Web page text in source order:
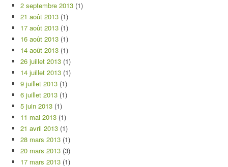
2 septembre 2013 (1)
21 août 2013 (1)
17 août 2013 (1)
16 août 2013 (1)
14 août 2013 (1)
26 juillet 2013 (1)
14 juillet 2013 (1)
9 juillet 2013 (1)
6 juillet 2013 (1)
5 juin 2013 (1)
11 mai 2013 (1)
21 avril 2013 (1)
28 mars 2013 (1)
20 mars 2013 (3)
17 mars 2013 (1)